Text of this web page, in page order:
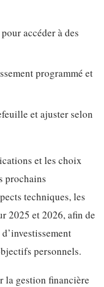
accéder à des
programmé et
et ajuster selon
et les choix
prochains
techniques, les
2025 et 2026, afin de
personnels.
la gestion financière